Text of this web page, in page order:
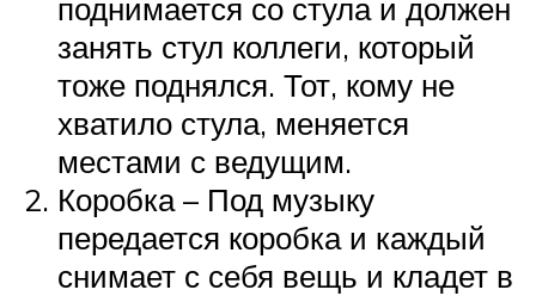
поднимается со стула и должен
занять стул коллеги, который
тоже поднялся. Тот, кому не
хватило стула, меняется
местами с ведущим.
Коробка – Под музыку
передается коробка и каждый
снимает с себя вещь и кладет в